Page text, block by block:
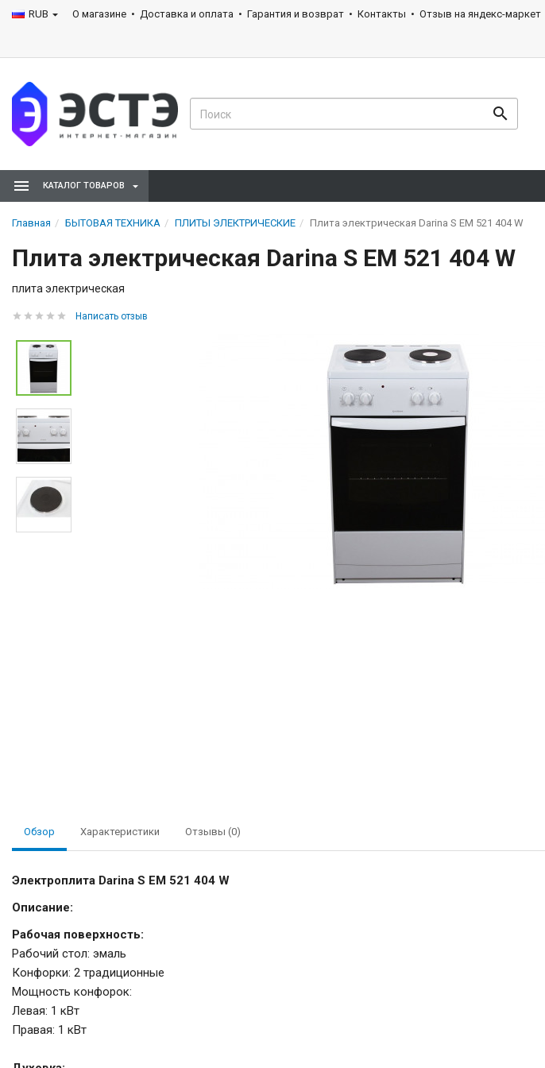
RUB О магазине Доставка и оплата Гарантия и возврат Контакты Отзыв на яндекс-маркет
КАТАЛОГ ТОВАРОВ
Главная БЫТОВАЯ ТЕХНИКА ПЛИТЫ ЭЛЕКТРИЧЕСКИЕ Плита электрическая Darina S EM 521 404 W
Плита электрическая Darina S EM 521 404 W
плита электрическая
Написать отзыв
Обзор Характеристики Отзывы (0)
Электроплита Darina S EM 521 404 W
Описание:
Рабочая поверхность:
Рабочий стол: эмаль
Конфорки: 2 традиционные
Мощность конфорок:
Левая: 1 кВт
Правая: 1 кВт